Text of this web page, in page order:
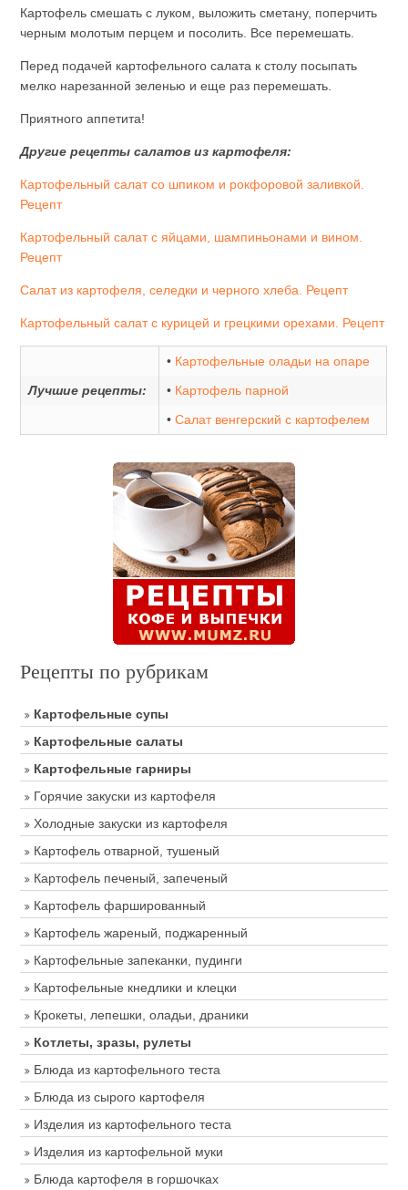
Картофель смешать с луком, выложить сметану, поперчить
черным молотым перцем и посолить. Все перемешать.
Перед подачей картофельного салата к столу посыпать
мелко нарезанной зеленью и еще раз перемешать.
Приятного аппетита!
Другие рецепты салатов из картофеля:
Картофельный салат со шпиком и рокфоровой заливкой.
Рецепт
Картофельный салат с яйцами, шампиньонами и вином.
Рецепт
Салат из картофеля, селедки и черного хлеба. Рецепт
Картофельный салат с курицей и грецкими орехами. Рецепт
• Картофельные оладьи на опаре
Лучшие рецепты:
• Картофель парной
•Салат венгерский с картофелем
Рецепты по рубрикам
Картофельные супы
Картофельные салаты
Картофельные гарниры
Горячие закуски из картофеля
Холодные закуски из картофеля
Картофель отварной, тушеный
Картофель печеный, запеченый
Картофель фаршированный
Картофель жареный, поджаренный
Картофельные запеканки, пудинги
Картофельные кнедлики и клецки
Крокеты, лепешки, оладьи, драники
Котлеты, зразы, рулеты
Блюда из картофельного теста
Блюда из сырого картофеля
Изделия из картофельного теста
Изделия из картофельной муки
Блюда картофеля в горшочках